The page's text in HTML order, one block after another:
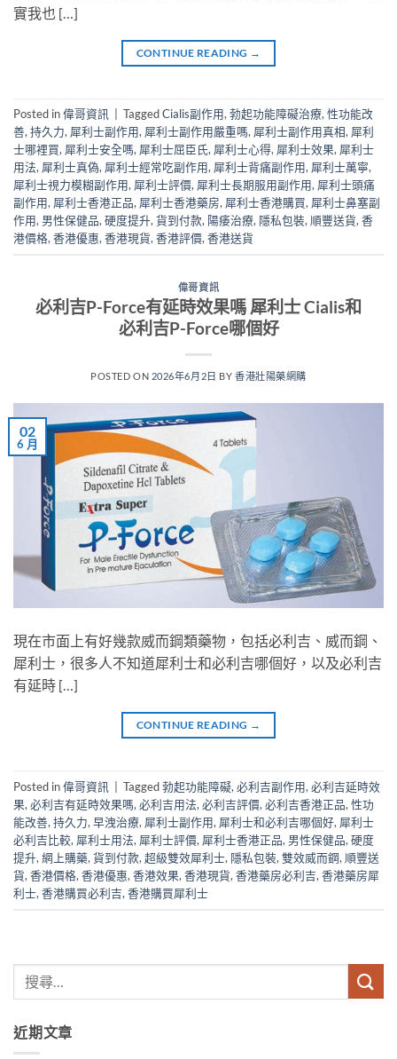
實我也 […]
CONTINUE READING →
Posted in偉哥資訊 TaggedCialis副作用, 勃起功能障礙治療, 性功能改
善, 持久力, 犀利士副作用, 犀利士副作用嚴重嗎, 犀利士副作用真相, 犀利
士哪裡買, 犀利士安全嗎, 犀利士屈臣氏, 犀利士心得, 犀利士效果, 犀利士
用法, 犀利士真偽, 犀利士經常吃副作用, 犀利士背痛副作用, 犀利士萬寧,
犀利士視力模糊副作用, 犀利士評價, 犀利士長期服用副作用, 犀利士頭痛
副作用, 犀利士香港正品, 犀利士香港藥房, 犀利士香港購買, 犀利士鼻塞副
作用, 男性保健品, 硬度提升, 貨到付款, 陽痿治療, 隱私包裝, 順豐送貨, 香
港價格, 香港優惠, 香港現貨, 香港評價, 香港送貨
偉哥資訊
必利吉P-Force有延時效果嗎 犀利士 Cialis和
必利吉P-Force哪個好
POSTED ON 2026年6月2日 BY 香港壯陽藥網購
02
6 月
現在市面上有好幾款威而鋼類藥物，包括必利吉、威而鋼、
犀利士，很多人不知道犀利士和必利吉哪個好，以及必利吉
有延時 […]
CONTINUE READING →
Posted in偉哥資訊 Tagged勃起功能障礙, 必利吉副作用, 必利吉延時效
果, 必利吉有延時效果嗎, 必利吉用法, 必利吉評價, 必利吉香港正品, 性功
能改善, 持久力, 早洩治療, 犀利士副作用, 犀利士和必利吉哪個好, 犀利士
必利吉比較, 犀利士用法, 犀利士評價, 犀利士香港正品, 男性保健品, 硬度
提升, 網上購藥, 貨到付款, 超級雙效犀利士, 隱私包裝, 雙效威而鋼, 順豐送
貨, 香港價格, 香港優惠, 香港效果, 香港現貨, 香港藥房必利吉, 香港藥房犀
利士, 香港購買必利吉, 香港購買犀利士
近期文章